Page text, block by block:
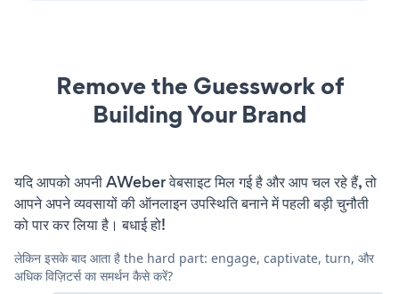
Remove the Guesswork of
Building Your Brand
यदि आपको अपनी AWeber वेबसाइट मिल गई है और आप चल रहे हैं, तो
आपने अपने व्यवसायों की ऑनलाइन उपस्थिति बनाने में पहली बड़ी चुनौती
को पार कर लिया है। बधाई हो!
लेकिन इसके बाद आता है the hard part: engage, captivate, turn, और
अधिक विज़िटर्स का समर्थन कैसे करें?